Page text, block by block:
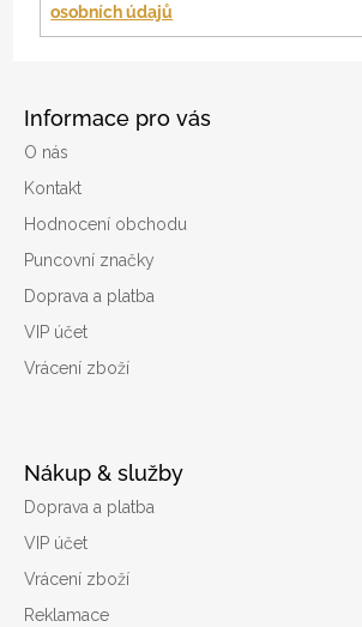
Informace pro vás
O nás
Kontakt
Hodnocení obchodu
Puncovní značky
Doprava a platba
VIP účet
Vrácení zboží
Nákup & služby
Doprava a platba
VIP účet
Vrácení zboží
Reklamace
osobních údajů